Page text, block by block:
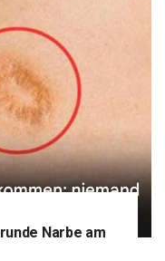
Narbe am